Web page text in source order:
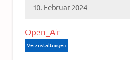
10. Februar 2024
Sven
Open_Air
Veranstaltungen